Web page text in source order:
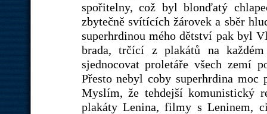
spořitelny, což byl blonďatý
zbytečně svítících žárovek a sběr
superhrdinou mého dětství pak byl
brada, trčící z plakátů na každém
sjednocovat proletáře všech zemí
Přesto nebyl coby superhrdina
Myslím, že tehdejší komunistický
plakáty Lenina, filmy s Leninem,